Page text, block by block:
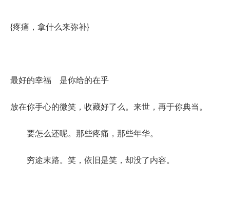
{疼痛，拿什么来弥补}
最好的幸福 是你给的在乎
放在你手心的微笑，收藏好了么。来世，再于你典当。
要怎么还呢。那些疼痛，那些年华。
穷途末路。笑，依旧是笑，却没了内容。